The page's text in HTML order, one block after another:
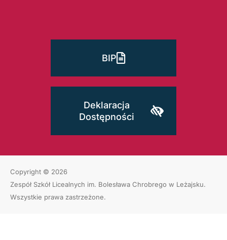
BIP
Deklaracja
Dostępności
Copyright © 2026
Zespół Szkół Licealnych im. Bolesława Chrobrego w Leżajsku.
Wszystkie prawa zastrzeżone.